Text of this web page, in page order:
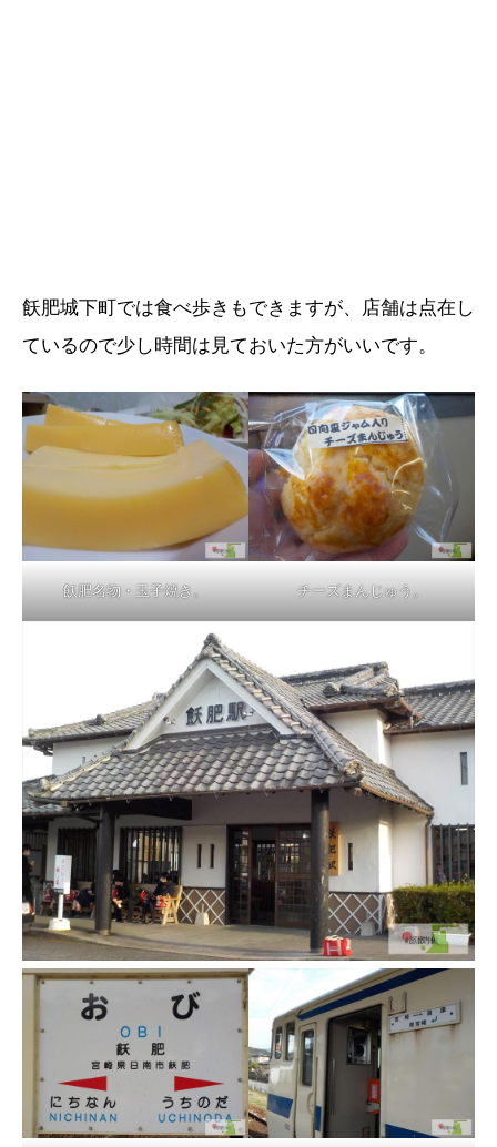
飫肥城下町では食べ歩きもできますが、店舗は点在し
ているので少し時間は見ておいた方がいいです。
飫肥名物・玉子焼き。 チーズまんじゅう。